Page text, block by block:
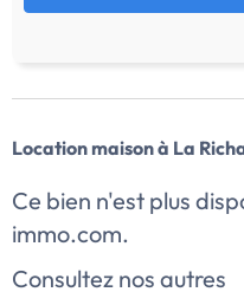
Location maison à La
Ce bien n'est plus
immo.com.
Consultez nos autres